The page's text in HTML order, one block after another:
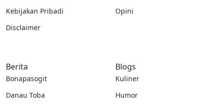
Kebijakan Pribadi
Disclaimer
Opini
Berita
Bonapasogit
Danau Toba
Blogs
Kuliner
Humor